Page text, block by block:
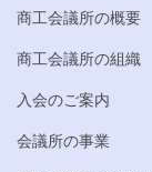
商工会議所の概要
商工会議所の組織
入会のご案内
会議所の事業